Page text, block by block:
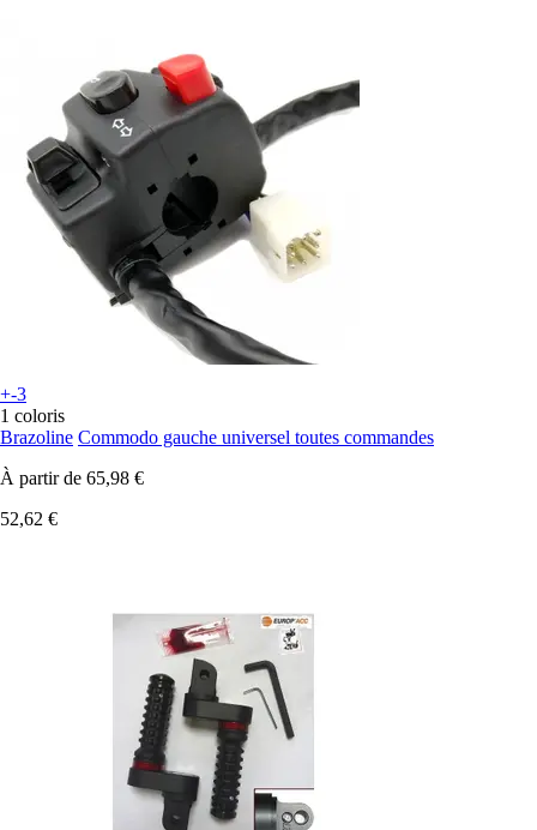
+-3
1 coloris
Brazoline Commodo gauche universel toutes commandes
À partir de 65,98 €
52,62 €